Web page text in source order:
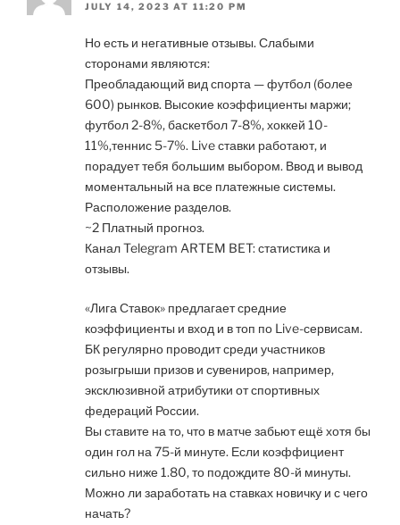
JULY 14, 2023 AT 11:20 PM
Но есть и негативные отзывы. Слабыми
сторонами являются:
Преобладающий вид спорта — футбол (более
600) рынков. Высокие коэффициенты маржи;
футбол 2-8%, баскетбол 7-8%, хоккей 10-
11%,теннис 5-7%. Live ставки работают, и
порадует тебя большим выбором. Ввод и вывод
моментальный на все платежные системы.
Расположение разделов.
~2 Платный прогноз.
Канал Telegram ARTEM BET: статистика и
отзывы.
«Лига Ставок» предлагает средние
коэффициенты и вход и в топ по Live-сервисам.
БК регулярно проводит среди участников
розыгрыши призов и сувениров, например,
эксклюзивной атрибутики от спортивных
федераций России.
Вы ставите на то, что в матче забьют ещё хотя бы
один гол на 75-й минуте. Если коэффициент
сильно ниже 1.80, то подождите 80-й минуты.
Можно ли заработать на ставках новичку и с чего
начать?